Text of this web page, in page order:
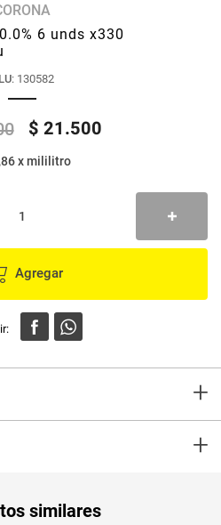
6 unds x330
: 130582
$ 21.500
xmililitro
Agregar
+
+
similares